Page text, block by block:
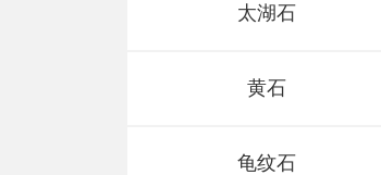
太湖石
黄石
龟纹石